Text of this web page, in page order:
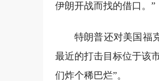
伊朗开战而找的借口。”
特朗普还对美国福
最近的打击目标位于该
们炸个稀巴烂”。